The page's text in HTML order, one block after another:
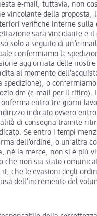
e-mail, tuttavia, non
vincolante della proposta,
verifiche interne sulla
sarà vincolante e il
solo a seguito di un’e-
confermiamo la
aggiornata delle
al momento
spedizione), o
dm (e-mail per il ritiro).
entro tre giorni
indicato ovvero
di consegna tramite
Se entro i tempi
dell’ordine, o un’altra
né la merce, non si è più
che non sia stato
, che le evasioni degli
dell’incremento del